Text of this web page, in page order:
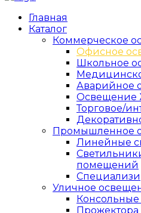
Главная
Каталог
Коммерческое
Офисное
Школьное
Аварийное
Освещение
Торговое/
Промышленное
Линейные
помещений
Уличное
Прожектора